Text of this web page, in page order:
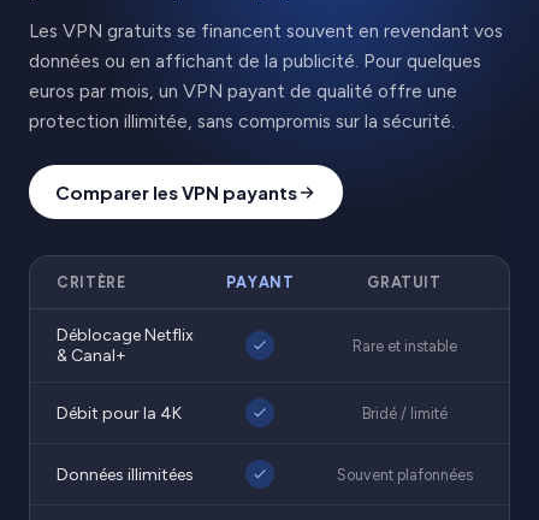
Les VPN gratuits se financent souvent en revendant vos
données ou en affichant de la publicité. Pour quelques
euros par mois, un VPN payant de qualité offre une
protection illimitée, sans compromis sur la sécurité.
Comparer les VPN payants
CRITÈRE PAYANT GRATUIT
Déblocage Netflix
& Canal+
Rare et instable
Débit pour la 4K Bridé / limité
Données illimitées Souvent plafonnées